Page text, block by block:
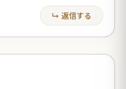
↳ 返信する